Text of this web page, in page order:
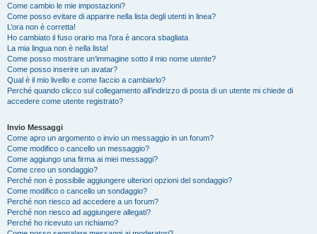
Come cambio le mie impostazioni?
Come posso evitare di apparire nella lista degli utenti in linea?
L’ora non è corretta!
Ho cambiato il fuso orario ma l’ora è ancora sbagliata
La mia lingua non è nella lista!
Come posso mostrare un’immagine sotto il mio nome utente?
Come posso inserire un avatar?
Qual è il mio livello e come faccio a cambiarlo?
Perché quando clicco sul collegamento all’indirizzo di posta di un utente mi chiede di
accedere come utente registrato?
Invio Messaggi
Come apro un argomento o invio un messaggio in un forum?
Come modifico o cancello un messaggio?
Come aggiungo una firma ai miei messaggi?
Come creo un sondaggio?
Perché non è possibile aggiungere ulteriori opzioni del sondaggio?
Come modifico o cancello un sondaggio?
Perché non riesco ad accedere a un forum?
Perché non riesco ad aggiungere allegati?
Perché ho ricevuto un richiamo?